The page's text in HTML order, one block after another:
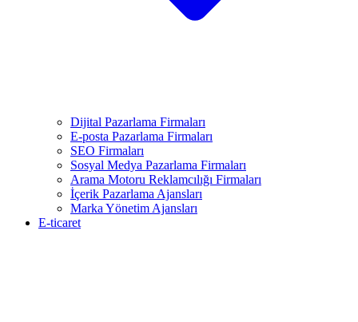
Dijital Pazarlama Firmaları
E-posta Pazarlama Firmaları
SEO Firmaları
Sosyal Medya Pazarlama Firmaları
Arama Motoru Reklamcılığı Firmaları
İçerik Pazarlama Ajansları
Marka Yönetim Ajansları
E-ticaret